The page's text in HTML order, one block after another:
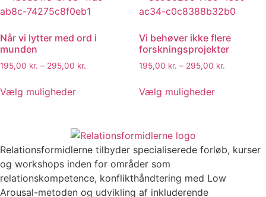
Når vi lytter med ord i
munden
195,00 kr. – 295,00 kr.
Vælg muligheder
Vi behøver ikke flere
forskningsprojekter
195,00 kr. – 295,00 kr.
Vælg muligheder
Relationsformidlerne tilbyder specialiserede forløb, kurser
og workshops inden for områder som
relationskompetence, konflikthåndtering med Low
Arousal-metoden og udvikling af inkluderende